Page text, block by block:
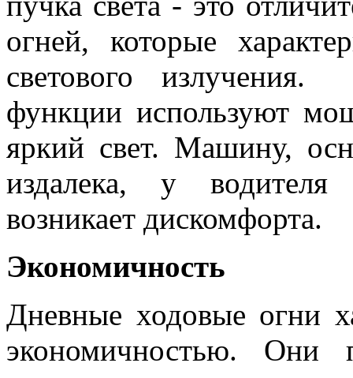
огней, которые
светового излучения.
функции используют
яркий свет. Машину,
издалека, у
возникает дискомфорта.
Экономичность
Дневные ходовые огни
экономичностью. Они